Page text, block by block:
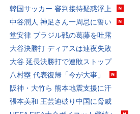
韓国サッカー 審判接待疑惑浮上
中谷潤人 神足さん一周忌に誓い
堂安律 ブラジル戦の葛藤を吐露
大谷決勝打 ディアスは連夜失敗
大谷 延長決勝打で連敗ストップ
八村塁 代表復帰「今が大事」
阪神・大竹ら 熊本地震支援に汗
張本美和 王芸迪破り中国に脅威